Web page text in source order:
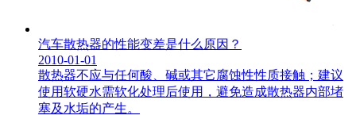
汽车散热器的性能变差是什么原因？
2010-01-01
散热器不应与任何酸、碱或其它腐蚀性性质接触；建议
使用软硬水需软化处理后使用，避免造成散热器内部堵
塞及水垢的产生。